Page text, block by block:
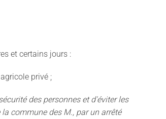
et certains jours :
privé ;
des personnes et d'éviter les
commune des M., par un arrêté